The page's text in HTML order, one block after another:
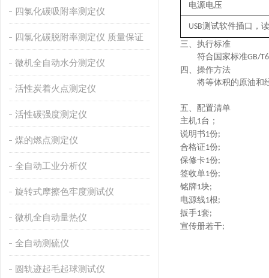
四氯化碳吸附率测定仪
四氯化碳脱附率测定仪 质量保证
微机全自动水分测定仪
活性炭着火点测定仪
活性碳强度测定仪
煤的燃点测定仪
全自动工业分析仪
旋转式摩擦色牢度测试仪
微机全自动量热仪
全自动测硫仪
圆轨迹起毛起球测试仪
电源电压
USB测试软件插口，
三、 执行标准
符合国家标准GB/
四、 操作方法
将等体积的原油和
五、配置清单
主机1台；
说明书1份;
合格证1份;
保修卡1份;
签收单1份;
铭牌1块;
电源线1根;
扳手1套;
宣传册若干;